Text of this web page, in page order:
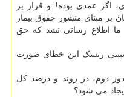
اگر عمدی بوده! و قرار بر
بر مبنای منشور حقوق بیمار
ما اطلاع رسانی نشد که حق
ریسک این خطای صورت
دوز دوم، در روند و درصد کل
می شود؟